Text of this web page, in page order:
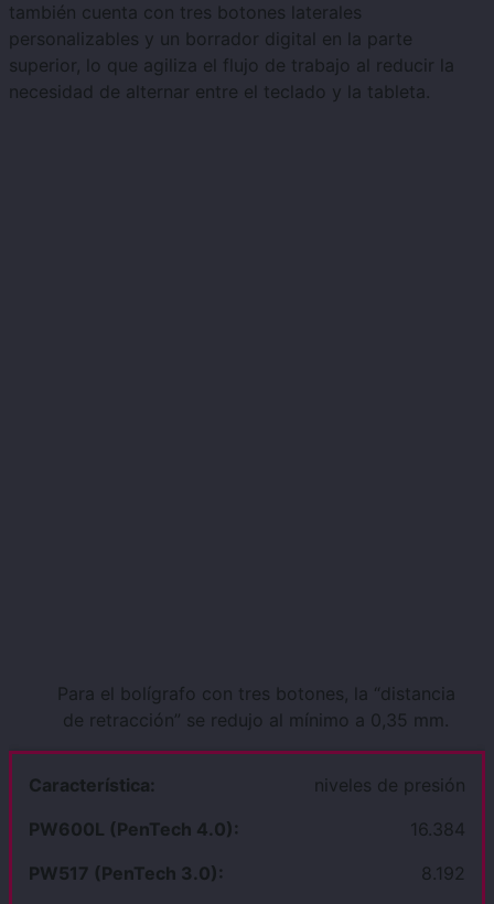
también cuenta con tres botones laterales
personalizables y un borrador digital en la parte
superior, lo que agiliza el flujo de trabajo al reducir la
necesidad de alternar entre el teclado y la tableta.
Para el bolígrafo con tres botones, la “distancia
de retracción” se redujo al mínimo a 0,35 mm.
niveles de presión
16.384
8.192